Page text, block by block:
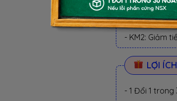
QUÀ TẶNG
- KM1: Balo
- KM2: Giảm
LỢI
- 1 Đổi 1 trong